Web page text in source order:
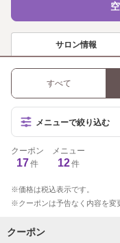
サロン情報
すべて
メニューで絞り込む
クーポン
17件
メニュー
12件
価格は税込表示です。
クーポンは予告なく内容を変
クーポン